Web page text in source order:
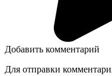
Добавить комментарий
Для отправки